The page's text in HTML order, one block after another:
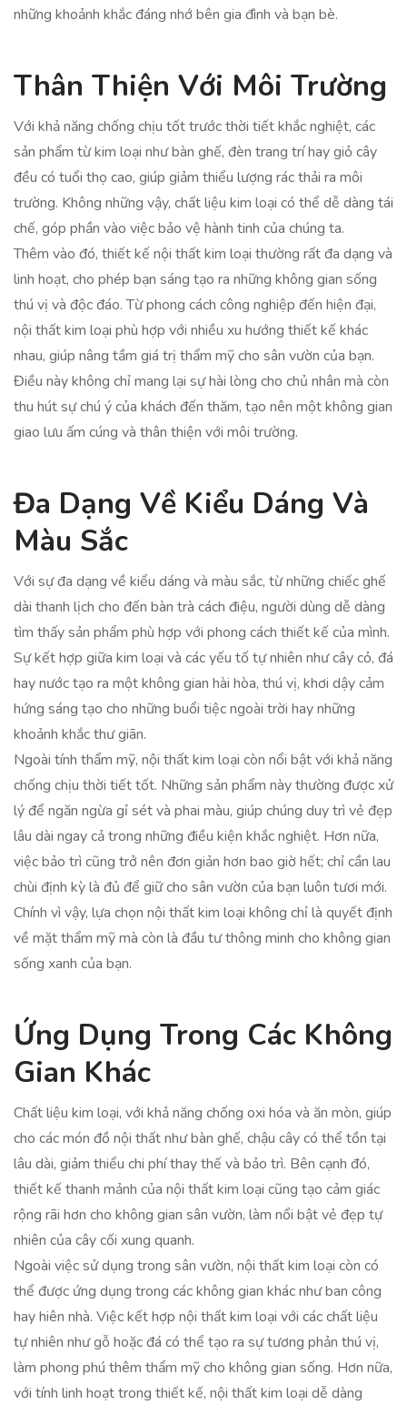
những khoảnh khắc đáng nhớ bên gia đình và bạn bè.
Thân Thiện Với Môi Trường
Với khả năng chống chịu tốt trước thời tiết khắc nghiệt, các
sản phẩm từ kim loại như bàn ghế, đèn trang trí hay giỏ cây
đều có tuổi thọ cao, giúp giảm thiểu lượng rác thải ra môi
trường. Không những vậy, chất liệu kim loại có thể dễ dàng tái
chế, góp phần vào việc bảo vệ hành tinh của chúng ta.
Thêm vào đó, thiết kế nội thất kim loại thường rất đa dạng và
linh hoạt, cho phép bạn sáng tạo ra những không gian sống
thú vị và độc đáo. Từ phong cách công nghiệp đến hiện đại,
nội thất kim loại phù hợp với nhiều xu hướng thiết kế khác
nhau, giúp nâng tầm giá trị thẩm mỹ cho sân vườn của bạn.
Điều này không chỉ mang lại sự hài lòng cho chủ nhân mà còn
thu hút sự chú ý của khách đến thăm, tạo nên một không gian
giao lưu ấm cúng và thân thiện với môi trường.
Đa Dạng Về Kiểu Dáng Và
Màu Sắc
Với sự đa dạng về kiểu dáng và màu sắc, từ những chiếc ghế
dài thanh lịch cho đến bàn trà cách điệu, người dùng dễ dàng
tìm thấy sản phẩm phù hợp với phong cách thiết kế của mình.
Sự kết hợp giữa kim loại và các yếu tố tự nhiên như cây cỏ, đá
hay nước tạo ra một không gian hài hòa, thú vị, khơi dậy cảm
hứng sáng tạo cho những buổi tiệc ngoài trời hay những
khoảnh khắc thư giãn.
Ngoài tính thẩm mỹ, nội thất kim loại còn nổi bật với khả năng
chống chịu thời tiết tốt. Những sản phẩm này thường được xử
lý để ngăn ngừa gỉ sét và phai màu, giúp chúng duy trì vẻ đẹp
lâu dài ngay cả trong những điều kiện khắc nghiệt. Hơn nữa,
việc bảo trì cũng trở nên đơn giản hơn bao giờ hết; chỉ cần lau
chùi định kỳ là đủ để giữ cho sân vườn của bạn luôn tươi mới.
Chính vì vậy, lựa chọn nội thất kim loại không chỉ là quyết định
về mặt thẩm mỹ mà còn là đầu tư thông minh cho không gian
sống xanh của bạn.
Ứng Dụng Trong Các Không
Gian Khác
Chất liệu kim loại, với khả năng chống oxi hóa và ăn mòn, giúp
cho các món đồ nội thất như bàn ghế, chậu cây có thể tồn tại
lâu dài, giảm thiểu chi phí thay thế và bảo trì. Bên cạnh đó,
thiết kế thanh mảnh của nội thất kim loại cũng tạo cảm giác
rộng rãi hơn cho không gian sân vườn, làm nổi bật vẻ đẹp tự
nhiên của cây cối xung quanh.
Ngoài việc sử dụng trong sân vườn, nội thất kim loại còn có
thể được ứng dụng trong các không gian khác như ban công
hay hiên nhà. Việc kết hợp nội thất kim loại với các chất liệu
tự nhiên như gỗ hoặc đá có thể tạo ra sự tương phản thú vị,
làm phong phú thêm thẩm mỹ cho không gian sống. Hơn nữa,
với tính linh hoạt trong thiết kế, nội thất kim loại dễ dàng